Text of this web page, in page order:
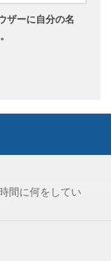
ザーに自分の名
間に何をしてい